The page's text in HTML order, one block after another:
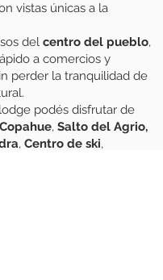
vistas únicas a la
del centro del pueblo,
a comercios y
perder la tranquilidad de
podés disfrutar de
, Salto del Agrio,
, Centro de ski,